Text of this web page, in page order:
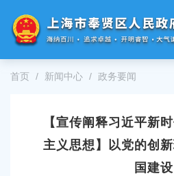
首页 新闻中心 政务要闻
【宣传阐释习近平新
主义思想】以党的创
国建设